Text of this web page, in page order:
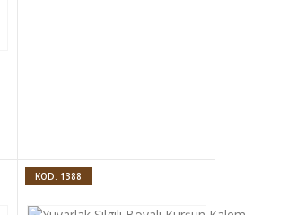
KOD: 1388